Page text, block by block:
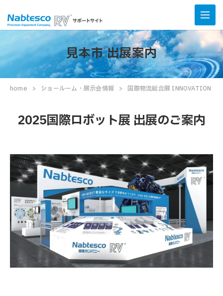
見本市 出展案内
home ショールーム・展示会情報 国際物流総合展 INNOVATION
2025国際ロボット展 出展のご案内